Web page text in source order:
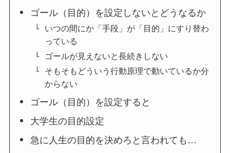
ゴール（目的）を設定しないとどうなるか
いつの間にか「手段」が「目的」にすり替わ
っている
ゴールが見えないと長続きしない
そもそもどういう行動原理で動いているか分
からない
ゴール（目的）を設定すると
大学生の目的設定
急に人生の目的を決めろと言われても…